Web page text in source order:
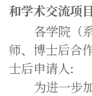
和学术交流项
各学院（
师、博士后合
士后申请人:
为进一步